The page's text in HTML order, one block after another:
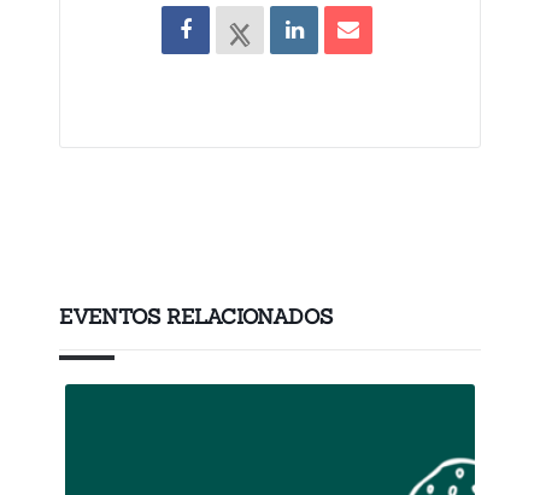
EVENTOS RELACIONADOS